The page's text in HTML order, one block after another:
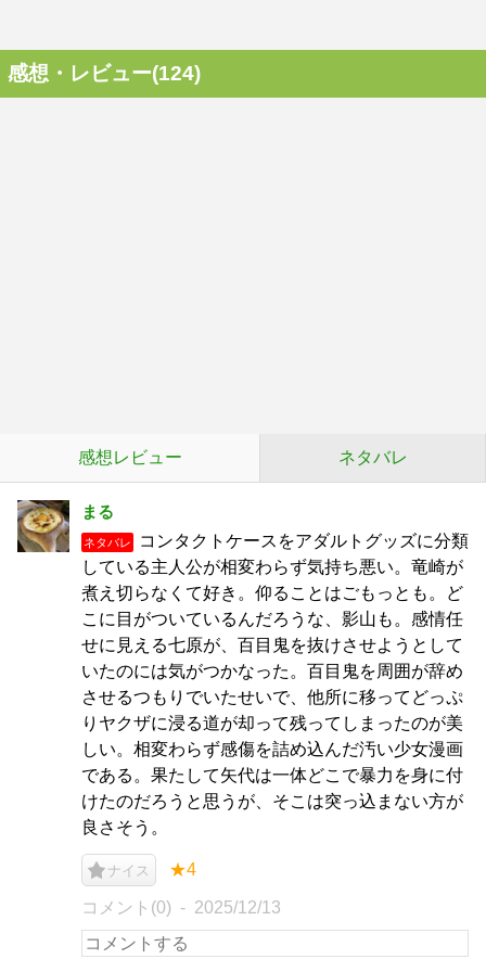
感想・レビュー(124)
感想レビュー ネタバレ
まる
ネタバレ
コンタクトケースをアダルトグッズに分類
している主人公が相変わらず気持ち悪い。竜崎が
煮え切らなくて好き。仰ることはごもっとも。ど
こに目がついているんだろうな、影山も。感情任
せに見える七原が、百目鬼を抜けさせようとして
いたのには気がつかなった。百目鬼を周囲が辞め
させるつもりでいたせいで、他所に移ってどっぷ
りヤクザに浸る道が却って残ってしまったのが美
しい。相変わらず感傷を詰め込んだ汚い少女漫画
である。果たして矢代は一体どこで暴力を身に付
けたのだろうと思うが、そこは突っ込まない方が
良さそう。
ナイス ★4
コメント(0) 2025/12/13